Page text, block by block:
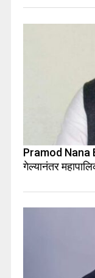
Pramod Nana
गेल्यानंतर